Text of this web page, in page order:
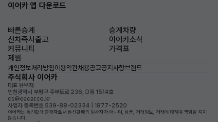
이어카 앱 다운로드
빠른승계
승계차량
신차즉시출고
이어카소식
커뮤니티
가격표
제원
개인정보처리방침이용약관채용공고공지사항브랜드
주식회사 이어카
대표 유우재
인천광역시 부평구 주부토로 236, D동 1514호
cs@eacar.co.kr
사업자 등록번호 539-88-02334 | 1877-2520
이어카는 통신판매 중개자로서 통신판매의 당사자가 아니며, 상품, 거래정보, 거래에 대하여 책임을 지지
않습니다.